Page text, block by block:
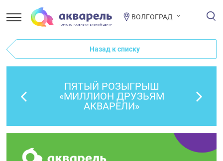
ВОЛГОГРАД
Назад к списку
ПЯТЫЙ РОЗЫГРЫШ
«МИЛЛИОН ДРУЗЬЯМ
АКВАРЕЛИ»